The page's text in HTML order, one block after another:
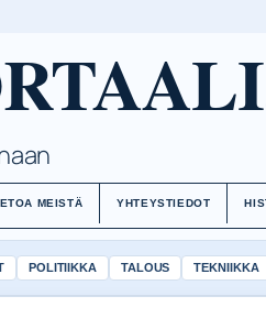
MEISTÄ YHTEYSTIEDOT
POLITIIKKA TALOUS TEKNIIKKA